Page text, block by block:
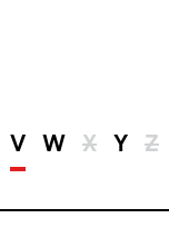
V W X Y Z